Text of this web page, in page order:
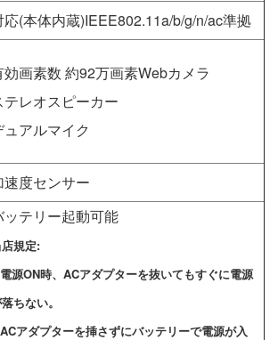
応(本体内蔵)IEEE802.11a/b/g/n/ac準拠
効画素数 約92万画素Webカメラ
テレオスピーカー
ュアルマイク
速度センサー
ッテリー起動可能
規定:
源ON時、ACアダプターを抜いてもすぐに電源
ちない。
アダプターを挿さずにバッテリーで電源が入